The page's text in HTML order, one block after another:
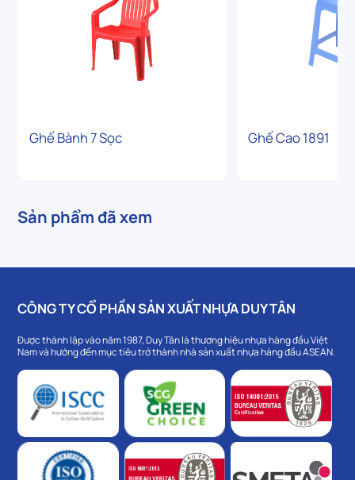
Ghế Bành 7 Sọc Ghế Cao 1891
Sản phẩm đã xem
CÔNG TY CỔ PHẦN SẢN XUẤT NHỰA DUY TÂN
Được thành lập vào năm 1987, Duy Tân là thương hiệu nhựa hàng đầu Việt
Nam và hướng đến mục tiêu trở thành nhà sản xuất nhựa hàng đầu ASEAN.